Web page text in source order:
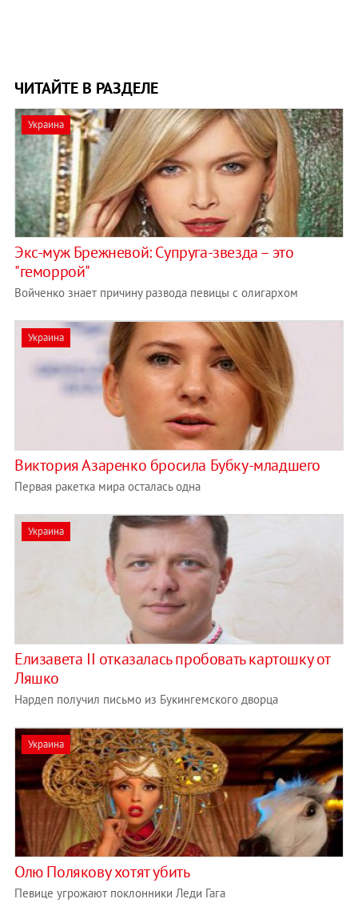
ЧИТАЙТЕ В РАЗДЕЛЕ
Украина
Экс-муж Брежневой: Супруга-звезда – это
"геморрой"
Войченко знает причину развода певицы с олигархом
Украина
Виктория Азаренко бросила Бубку-младшего
Первая ракетка мира осталась одна
Украина
Елизавета II отказалась пробовать картошку от
Ляшко
Нардеп получил письмо из Букингемского дворца
Украина
Олю Полякову хотят убить
Певице угрожают поклонники Леди Гага